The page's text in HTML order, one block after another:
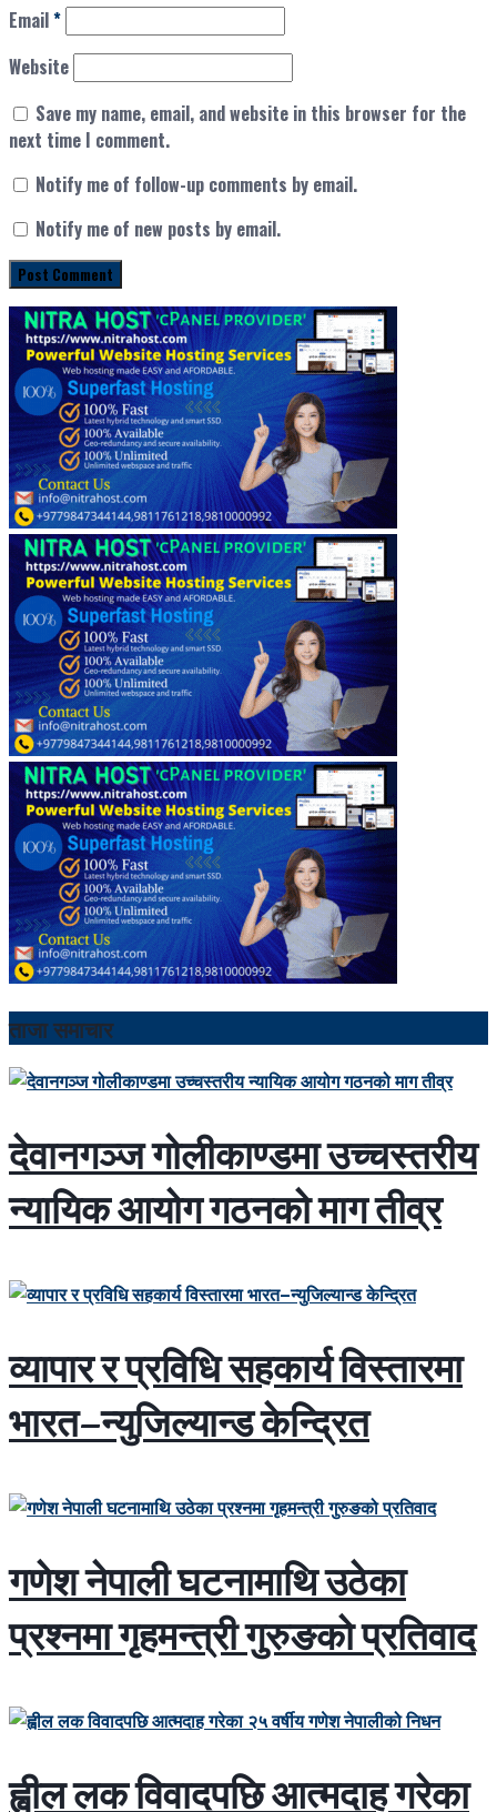
Email*
Website
Save my name, email, and website in this browser for the
next time I comment.
Notify me of follow-up comments by email.
Notify me of new posts by email.
ताजा समाचार
देवानगञ्ज गोलीकाण्डमा उच्चस्तरीय
न्यायिक आयोग गठनको माग तीव्र
व्यापार र प्रविधि सहकार्य विस्तारमा
भारत–न्युजिल्यान्ड केन्द्रित
गणेश नेपाली घटनामाथि उठेका
प्रश्नमा गृहमन्त्री गुरुङको प्रतिवाद
ह्वील लक विवादपछि आत्मदाह गरेका